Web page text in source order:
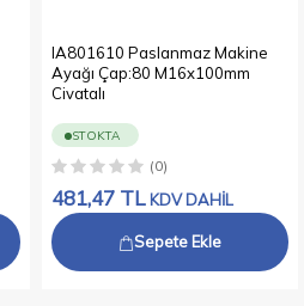
IA801610 Paslanmaz Makine
Ayağı Çap:80 M16x100mm
Civatalı
STOKTA
(0)
481,47 TL KDV DAHİL
Sepete Ekle